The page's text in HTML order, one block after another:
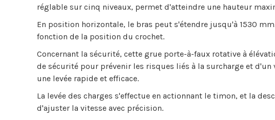
réglable sur cinq niveaux, permet d'atteindre une hauteur
En position horizontale, le bras peut s'étendre jusqu'à 1530
fonction de la position du crochet.
Concernant la sécurité, cette grue porte-à-faux rotative à
de sécurité pour prévenir les risques liés à la surcharge et
une levée rapide et efficace.
La levée des charges s'effectue en actionnant le timon, et la
d'ajuster la vitesse avec précision.